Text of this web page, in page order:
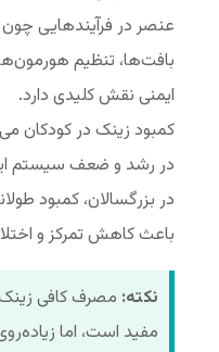
بافت‌ها، تنظیم
ایمنی نقش کلیدی دارد.
کمبود زینک در کودکان
در رشد و ضعف سیستم
در بزرگسالان، کمبود
باعث کاهش تمرکز و
نکته: مصرف کافی زینک
مفید است، اما